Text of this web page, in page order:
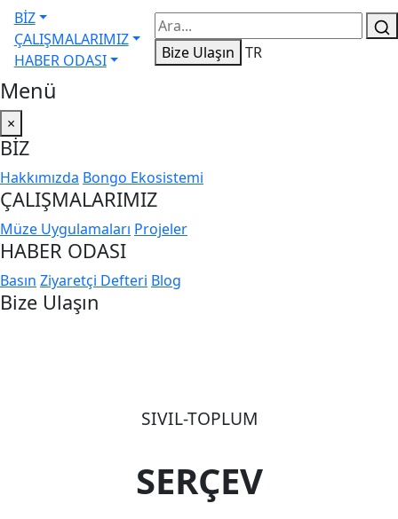
BİZ
ÇALIŞMALARIMIZ
HABER ODASI
Bize Ulaşın TR
Menü
×
BİZ
Hakkımızda Bongo Ekosistemi
ÇALIŞMALARIMIZ
Müze Uygulamaları Projeler
HABER ODASI
Basın Ziyaretçi Defteri Blog
Bize Ulaşın
SIVIL-TOPLUM
SERÇEV